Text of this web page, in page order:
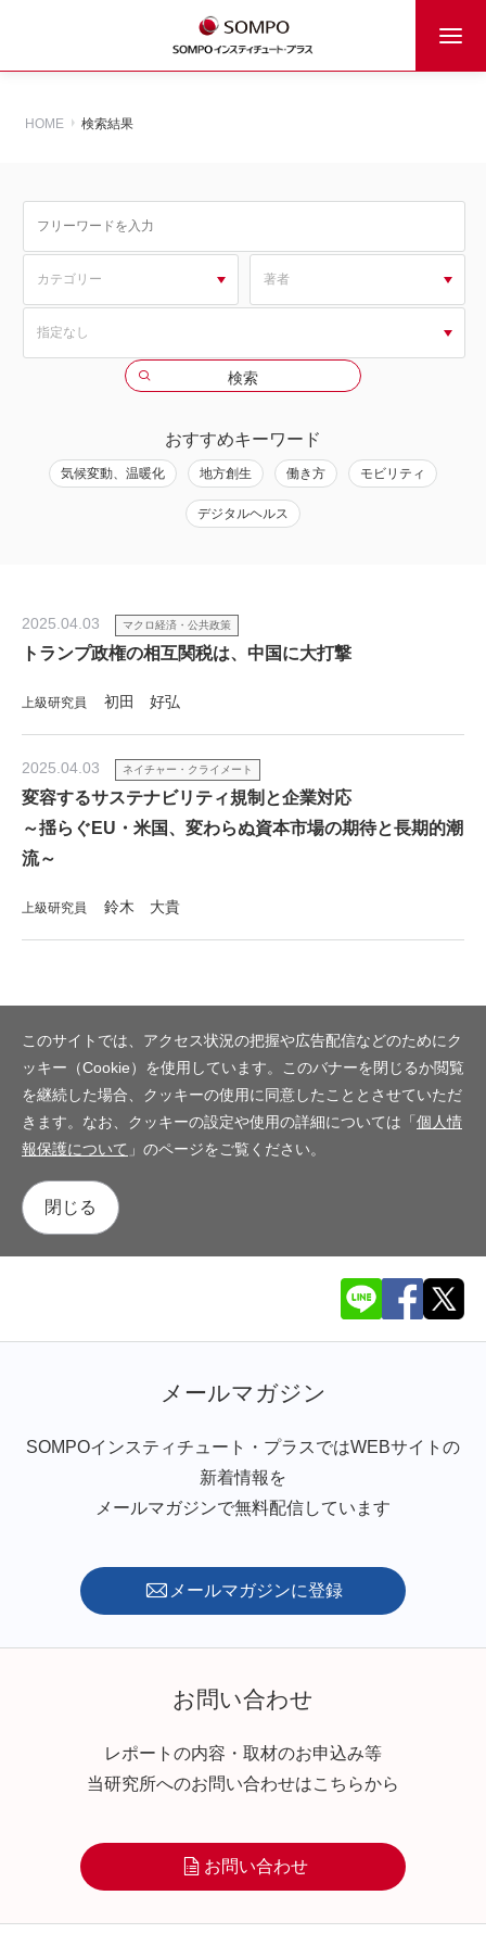
HOME 検索結果
おすすめキーワード
気候変動、温暖化 地方創生 働き方 モビリティ
デジタルヘルス
2025.04.03 マクロ経済・公共政策
トランプ政権の相互関税は、中国に大打撃
上級研究員 初田 好弘
2025.04.03 ネイチャー・クライメート
変容するサステナビリティ規制と企業対応
～揺らぐEU・米国、変わらぬ資本市場の期待と長期的潮
流～
上級研究員 鈴木 大貴
このサイトでは、アクセス状況の把握や広告配信などのためにク
ッキー（Cookie）を使用しています。このバナーを閉じるか閲覧
を継続した場合、クッキーの使用に同意したこととさせていただ
きます。なお、クッキーの設定や使用の詳細については「個人情
報保護について 」のページをご覧ください。
閉じる
メールマガジン
SOMPOインスティチュート・プラスではWEBサイトの
新着情報を
メールマガジンで無料配信しています
メールマガジンに登録
お問い合わせ
レポートの内容・取材のお申込み等
当研究所へのお問い合わせはこちらから
お問い合わせ